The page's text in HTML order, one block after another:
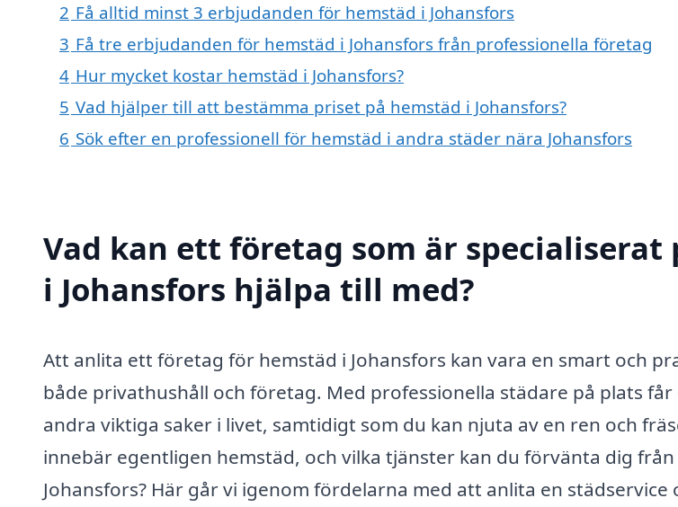
2 Få alltid minst 3 erbjudanden för hemstäd i Johansfors
3 Få tre erbjudanden för hemstäd i Johansfors från professionella företag
4 Hur mycket kostar hemstäd i Johansfors?
5 Vad hjälper till att bestämma priset på hemstäd i Johansfors?
6 Sök efter en professionell för hemstäd i andra städer nära Johansfors
Vad kan ett företag som är specialiserat
i Johansfors hjälpa till med?
Att anlita ett företag för hemstäd i Johansfors kan vara en smart och
både privathushåll och företag. Med professionella städare på plats
andra viktiga saker i livet, samtidigt som du kan njuta av en ren och
innebär egentligen hemstäd, och vilka tjänster kan du förvänta dig
Johansfors? Här går vi igenom fördelarna med att anlita en städservice